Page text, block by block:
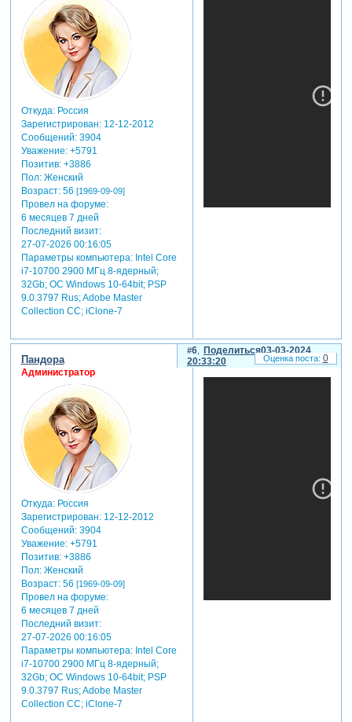
Откуда:Россия
Зарегистрирован: 12-12-2012
Сообщений:3904
Уважение: +5791
Позитив: +3886
Пол:Женский
Возраст:56 [1969-09-09]
Провел на форуме:
6 месяцев 7 дней
Последний визит:
27-07-2026 00:16:05
Параметры компьютера:Intel Core
i7-10700 2900 МГц 8-ядерный;
32Gb; ОС Windows 10-64bit; PSP
9.0.3797 Rus; Adobe Master
Collection СС; iClone-7
Поделиться
6
03-03-2024
20:33:20
Пандора
Администратор
Откуда:Россия
Зарегистрирован: 12-12-2012
Сообщений:3904
Уважение: +5791
Позитив: +3886
Пол:Женский
Возраст:56 [1969-09-09]
Провел на форуме:
6 месяцев 7 дней
Последний визит:
27-07-2026 00:16:05
Параметры компьютера:Intel Core
i7-10700 2900 МГц 8-ядерный;
32Gb; ОС Windows 10-64bit; PSP
9.0.3797 Rus; Adobe Master
Collection СС; iClone-7
0